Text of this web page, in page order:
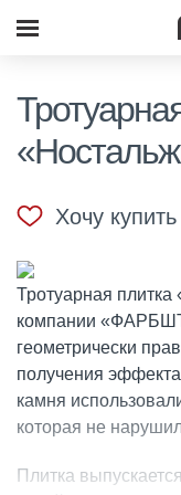
Хочу купить
Тротуарная
компании
геометрически
получения
камня
которая не
Плитка